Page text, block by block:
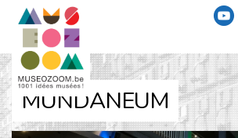
f
MUNDANEUM